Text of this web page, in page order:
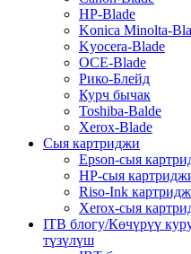
HP-Blade
Konica Minolta-
Kyocera-Blade
OCE-Blade
Рико-Блейд
Курч бычак
Toshiba-Balde
Xerox-Blade
Сыя картриджи
Epson-сыя
HP-сыя
Riso-Ink
Xerox-сыя
ITB блогу/Көчүрүү
түзүлүш